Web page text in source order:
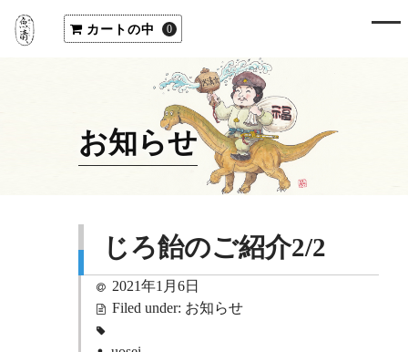
カートの中 0
お知らせ
じろ飴のご紹介2/2
2021年1月6日
Filed under: お知らせ